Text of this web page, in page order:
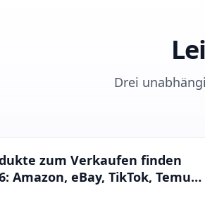
Drei
zum Verkaufen finden
Amazon, eBay, TikTok, Temu